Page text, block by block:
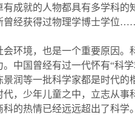
有成就的人物都具有多学科
经获得过物理学博士学位
环境，也是一个重要原因
中国曾经有过一代怀有“科学
润等一批科学家都是时代
，少年儿童之中，立志从
的热情已经远远超出了科